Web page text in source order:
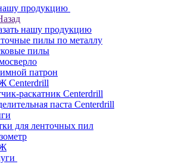
продукцию
нашу продукцию
пилы по металлу
пилы
патрон
Centerdrill
раскатник Centerdrill
паста Centerdrill
для ленточных пил